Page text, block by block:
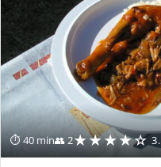
⏱ 40 min👥 2★★★★☆